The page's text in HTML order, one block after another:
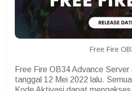
Free Fire
Free Fire OB34 Advance
tanggal 12 Mei 2022 lalu.